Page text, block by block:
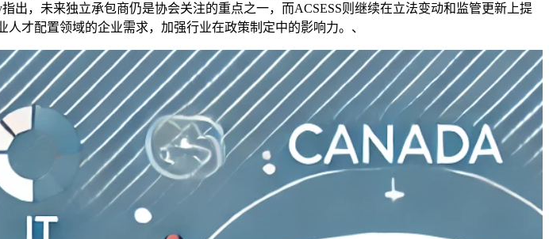
出，未来独立承包商仍是协会关注的重点之一，而ACSESS则继续在立法变动和监管更新上提
才配置领域的企业需求，加强行业在政策制定中的影响力。、